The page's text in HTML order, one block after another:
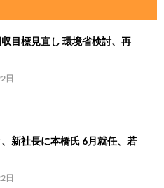
目標見直し 環境省検討、再
日
新社長に本橋氏 6月就任、若
日